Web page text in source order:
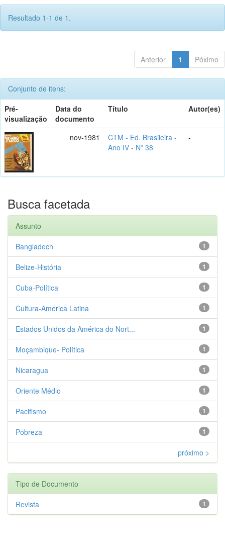
Resultado 1-1 de 1.
Anterior 1 Póximo
Conjunto de itens:
Pré-
visualização
Data do
documento
Título Autor(es)
nov-1981
CTM - Ed. Brasileira -
Ano IV - Nº 38
-
Busca facetada
Assunto
1
Bangladech
1
Belize-História
1
Cuba-Política
1
Cultura-América Latina
1
Estados Unidos da América do Nort...
1
Moçambique- Política
1
Nicaragua
1
Oriente Médio
1
Pacifismo
1
Pobreza
próximo >
Tipo de Documento
1
Revista